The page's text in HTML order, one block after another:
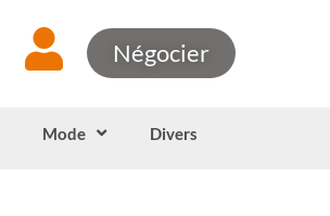
Négocier
Mode Divers